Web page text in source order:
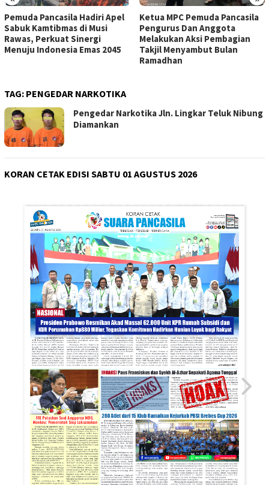
Ketua MPC Pemuda Pancasila
Pengurus Dan Anggota
Melakukan Aksi Pembagian
Takjil Menyambut Bulan
MPC Pemuda Pancasila Kab.
OKU Gelar Buka Puasa
Bersama, Pererat Silaturahmi
TAG: PENGEDAR NARKOTIKA
Pengedar Narkotika Jln. Lingkar Teluk Nibung
Diamankan
KORAN CETAK EDISI SABTU 01 AGUSTUS 2026